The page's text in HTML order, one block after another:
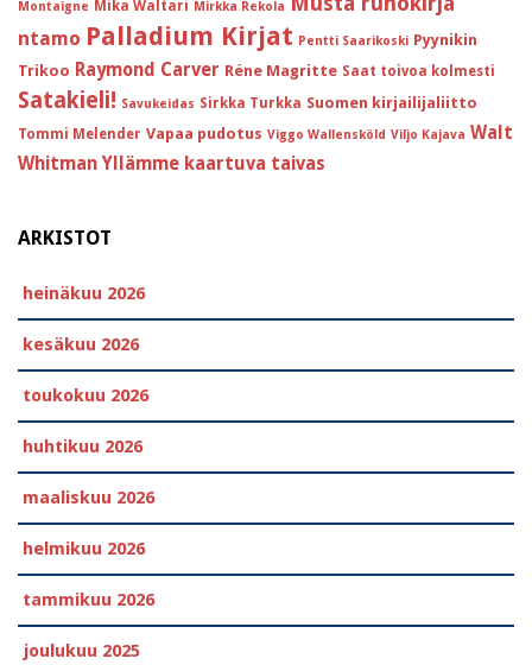
Montaigne Mika Waltari Mirkka Rekola
ntamo Palladium Kirjat Pentti Saarikoski Pyynikin
Trikoo Raymond Carver Réne Magritte Saat toivoa kolmesti
Satakieli! Savukeidas Sirkka Turkka Suomen kirjailijaliitto
Tommi Melender Vapaa pudotus Viggo Wallensköld Viljo Kajava Walt
Whitman Yllämme kaartuva taivas
ARKISTOT
heinäkuu 2026
kesäkuu 2026
toukokuu 2026
huhtikuu 2026
maaliskuu 2026
helmikuu 2026
tammikuu 2026
joulukuu 2025